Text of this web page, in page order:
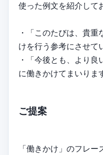
使った例文を紹介して
・「このたびは、貴
けを行う参考にさせて
・「今後とも、より
に働きかけてまいりま
ご提案
「働きかけ」のフレー